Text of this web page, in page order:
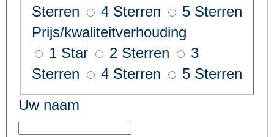
Sterren
4 Sterren
5 Sterren
Prijs/kwaliteitverhouding
1 Star
2 Sterren
3
Sterren
4 Sterren
5 Sterren
Uw naam